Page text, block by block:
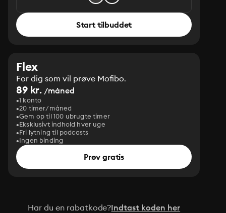
Start tilbuddet
Flex
For dig som vil prøve Mofibo.
89 kr. /måned
1 konto
20 timer/måned
Gem op til 100 ubrugte timer
Eksklusivt indhold hver uge
Fri lytning til podcasts
Ingen binding
Prøv gratis
Har du en rabatkode?Indtast koden her